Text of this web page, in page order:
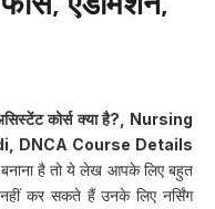
कोर्स क्या है?, Nursing
DNCA Course Details
है तो ये लेख आपके लिए बहुत
नहीं कर सकते हैं उनके लिए नर्सिंग